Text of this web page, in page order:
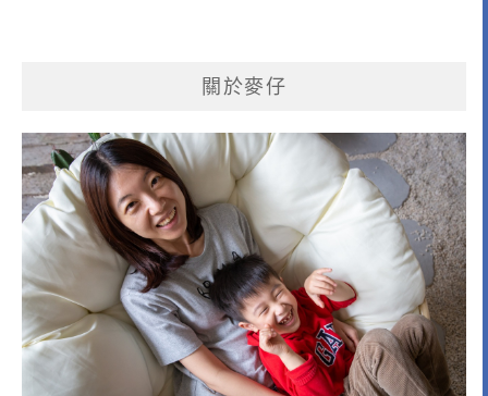
關於麥仔